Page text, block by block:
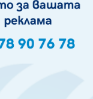
камионите по
в петък и неделя.
07:55